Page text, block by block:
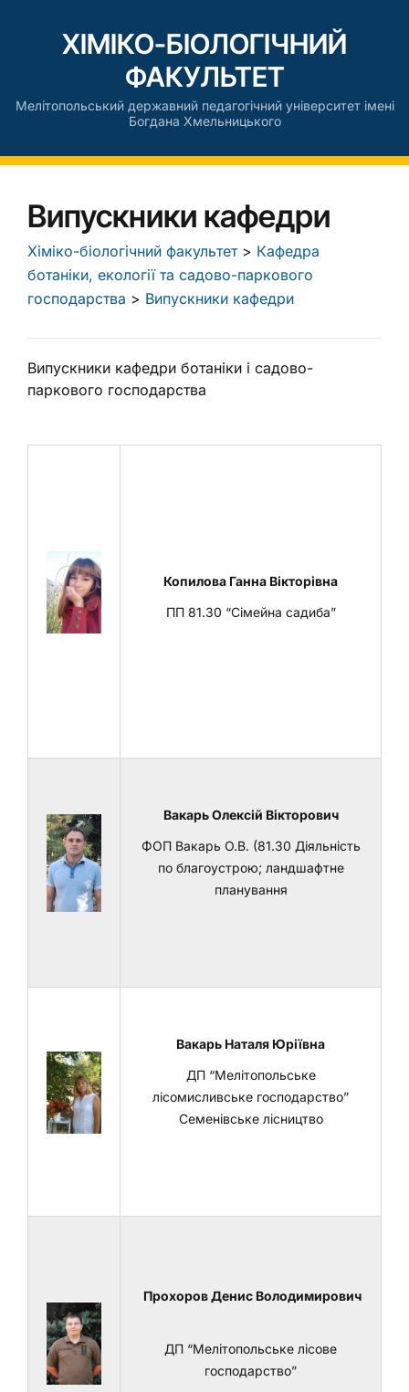
ХІМІКО-БІОЛОГІЧНИЙ
ФАКУЛЬТЕТ
Мелітопольський державний педагогічний університет імені
Богдана Хмельницького
Випускники кафедри
Хіміко-біологічний факультет> Кафедра
ботаніки, екології та садово-паркового
господарства > Випускники кафедри
Випускники кафедри ботаніки і садово-
паркового господарства
Копилова Ганна Вікторівна
ПП 81.30 “Сімейна садиба”
Вакарь Олексій Вікторович
ФОП Вакарь О.В. (81.30 Діяльність
по благоустрою; ландшафтне
планування
Вакарь Наталя Юріївна
ДП “Мелітопольське
лісомисливське господарство”
Семенівське лісництво
Прохоров Денис Володимирович
ДП “Мелітопольське лісове
господарство”